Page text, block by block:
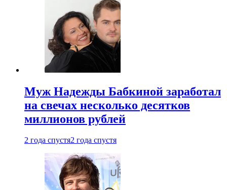
Муж Надежды Бабкиной заработал
на свечах несколько десятков
миллионов рублей
2 года спустя2 года спустя